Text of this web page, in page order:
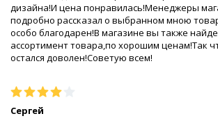
дизайна!И цена понравилась!Менеджеры
подробно рассказал о выбранном мною
особо благодарен!В магазине вы также
ассортимент товара,по хорошим ценам!Так
остался доволен!Советую всем!
Сергей